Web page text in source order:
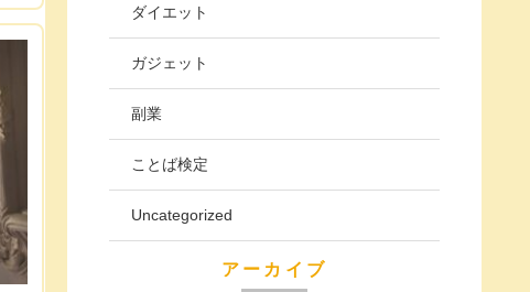
ダイエット
ガジェット
副業
ことば検定
Uncategorized
アーカイブ